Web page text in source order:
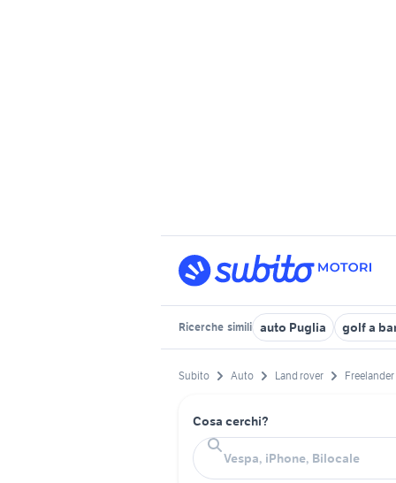
Ricerche simili auto Puglia golf a
Subito Auto Land rover Freelander
Cosa cerchi?